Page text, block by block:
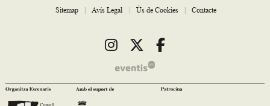
Sitemap | Avís Legal | Ús de Cookies | Contacte
Link a instagram
Link a twitter
Link a facebook